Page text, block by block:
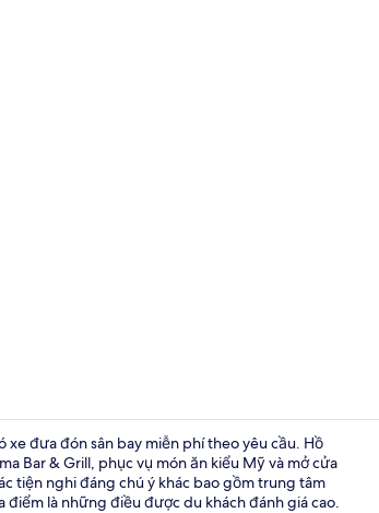
Hiên
xe đưa đón sân bay miễn phí theo yêu cầu. Hồ
Bar & Grill, phục vụ món ăn kiểu Mỹ và mở cửa
tiện nghi đáng chú ý khác bao gồm trung tâm
là những điều được du khách đánh giá cao.